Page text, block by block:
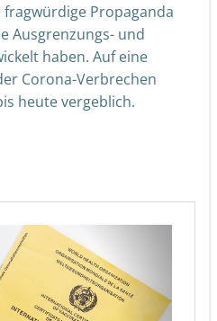
Propaganda
Ausgrenzungs- und
haben. Auf eine
Corona-Verbrechen
heute vergeblich.